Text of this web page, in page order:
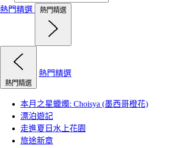
熱門精選 熱門精選
熱門精選
熱門精選
本月之星蠟燭: Choisya (墨西哥橙花)
漂泊遊記
走進夏日水上花園
旅途新章